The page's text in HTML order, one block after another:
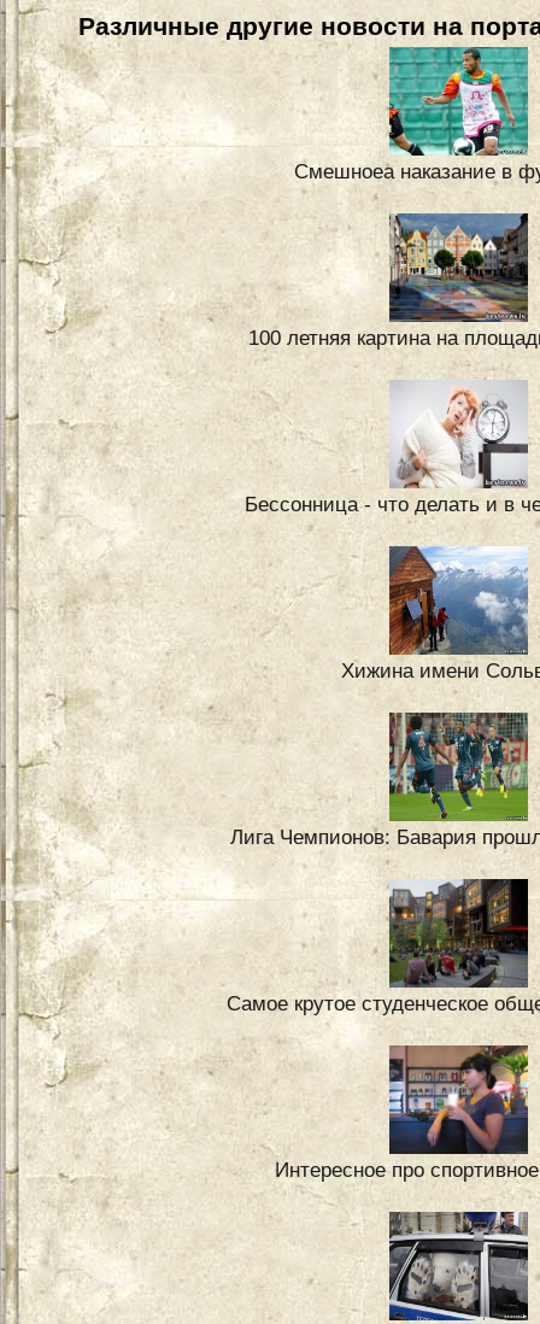
Различные другие новости на
Смешноеа наказание в
100 летняя картина на
Бессонница - что делать и в
Хижина имени
Лига Чемпионов: Бавария
Самое крутое студенческое
Интересное про